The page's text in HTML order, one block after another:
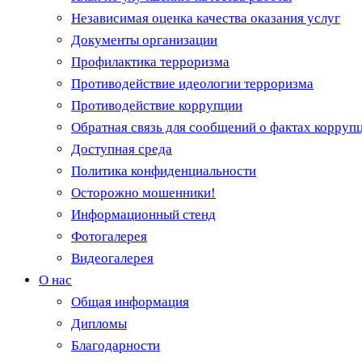
Независимая оценка качества оказания услуг
Документы организации
Профилактика терроризма
Противодействие идеологии терроризма
Противодействие коррупции
Обратная связь для сообщений о фактах
Доступная среда
Политика конфиденциальности
Осторожно мошенники!
Информационный стенд
Фотогалерея
Видеогалерея
О нас
Общая информация
Дипломы
Благодарности